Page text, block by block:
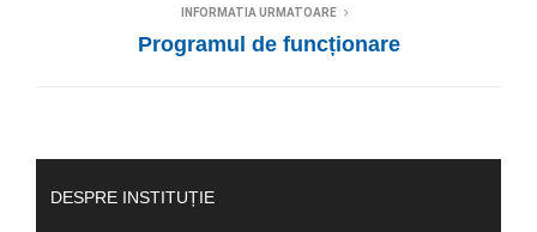
INFORMATIA URMATOARE
Programul de funcționare
DESPRE INSTITUȚIE